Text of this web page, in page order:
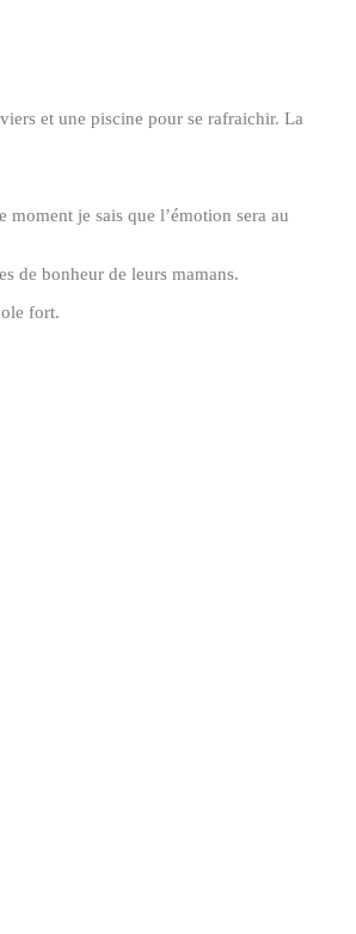
et une piscine pour se rafraichir. La
moment je sais que l’émotion sera au
de bonheur de leurs mamans.
fort.